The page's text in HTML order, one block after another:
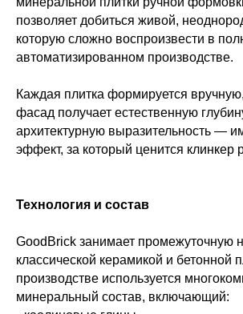
позволяет добиться живой,
которую сложно воспроизвести в
автоматизированном производстве.
Каждая плитка формируется
фасад получает естественную
архитектурную выразительность —
эффект, за который ценится клинкер
Технология и состав
GoodBrick занимает промежуточную
классической керамикой и бетонной
производстве используется
минеральный состав, включающий: